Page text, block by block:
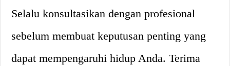
Selalu konsultasikan dengan profesional
sebelum membuat keputusan penting yang
dapat mempengaruhi hidup Anda. Terima